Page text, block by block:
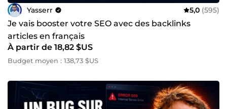
Yasserr 5,0 (595)
Je vais booster votre SEO avec des backlinks
articles en français
À partir de 18,82 $US
Budget moyen : 138,73 $US